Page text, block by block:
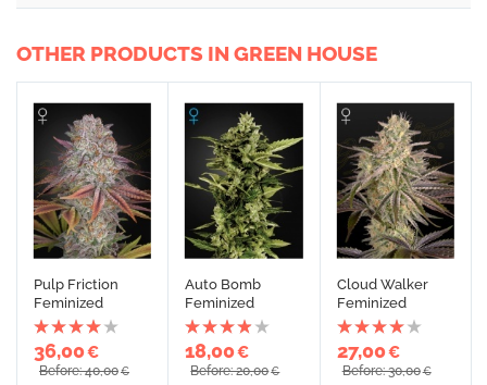
OTHER PRODUCTS IN GREEN HOUSE
Pulp Friction
Feminized
36,00€
Before: 40,00€
Auto Bomb
Feminized
18,00€
Before: 20,00€
Cloud Walker
Feminized
27,00€
Before: 30,00€